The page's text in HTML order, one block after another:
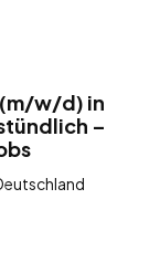
w/d) in
–